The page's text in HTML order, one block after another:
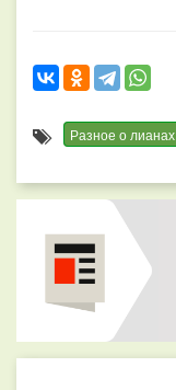
Разное о лианах